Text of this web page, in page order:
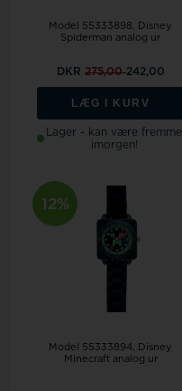
Model 55333898
Disney
Spiderman analog ur
DKR 275,00242,00
LÆG I KURV
Lager - kan være fremme
imorgen!
12%
Model 55333894
Disney
Minecraft analog ur